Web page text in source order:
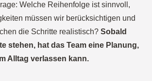
Welche Reihenfolge ist sinnvoll,
müssen wir berücksichtigen und
die Schritte realistisch? Sobald
stehen, hat das Team eine Planung,
Alltag verlassen kann.